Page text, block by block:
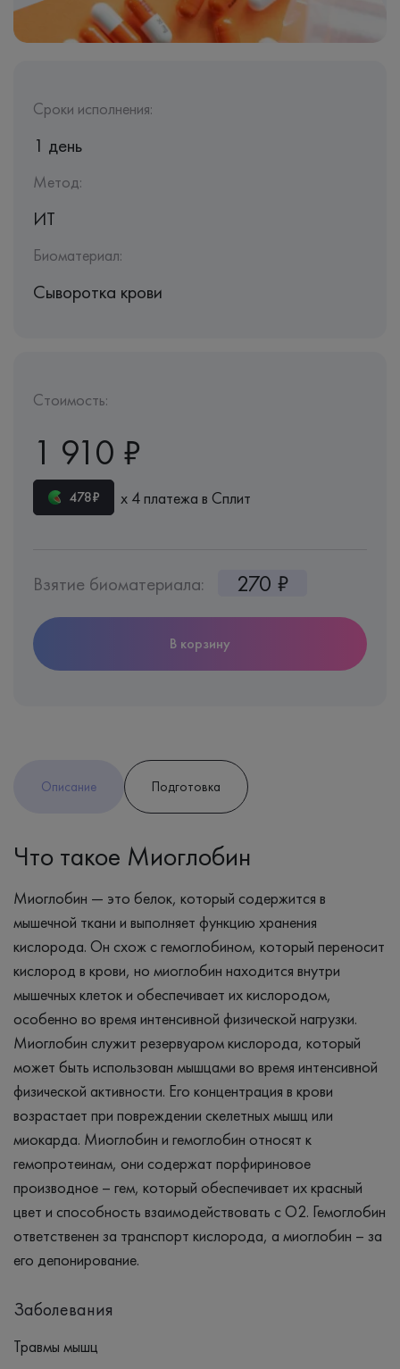
Сроки исполнения:
1 день
Метод:
ИТ
Биоматериал:
Сыворотка крови
Стоимость:
1 910 ₽
478₽ х 4 платежа в Сплит
Взятие биоматериала: 270 ₽
В корзину
Описание Подготовка
Что такое Миоглобин
Миоглобин — это белок, который содержится в
мышечной ткани и выполняет функцию хранения
кислорода. Он схож с гемоглобином, который переносит
кислород в крови, но миоглобин находится внутри
мышечных клеток и обеспечивает их кислородом,
особенно во время интенсивной физической нагрузки.
Миоглобин служит резервуаром кислорода, который
может быть использован мышцами во время интенсивной
физической активности. Его концентрация в крови
возрастает при повреждении скелетных мышц или
миокарда. Миоглобин и гемоглобин относят к
гемопротеинам, они содержат порфириновое
производное – гем, который обеспечивает их красный
цвет и способность взаимодействовать с О2. Гемоглобин
ответственен за транспорт кислорода, а миоглобин – за
его депонирование.
Заболевания
Травмы мышц